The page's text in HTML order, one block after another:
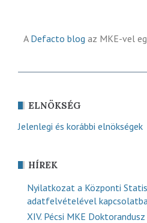
A Defacto blog az MKE-vel
ELNÖKSÉG
Jelenlegi és korábbi elnökségek
HÍREK
Nyilatkozat a Központi
adatfelvételével
XIV. Pécsi MKE